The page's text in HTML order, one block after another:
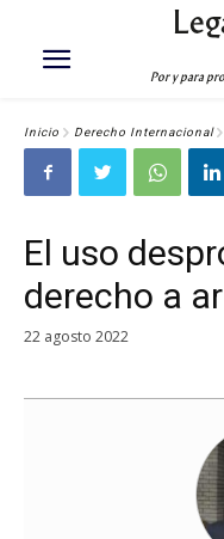
Por y para
Inicio Derecho Internacional
El uso
derecho a
22 agosto 2022